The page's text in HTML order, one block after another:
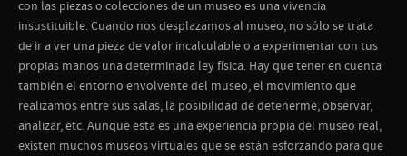
con las piezas o colecciones de un museo es una vivencia
insustituible. Cuando nos desplazamos al museo, no sólo se trata
de ir a ver una pieza de valor incalculable o a experimentar con tus
propias manos una determinada ley física. Hay que tener en cuenta
también el entorno envolvente del museo, el movimiento que
realizamos entre sus salas, la posibilidad de detenerme, observar,
analizar, etc. Aunque esta es una experiencia propia del museo real,
existen muchos museos virtuales que se están esforzando para que